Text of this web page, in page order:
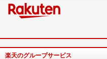
楽天のグループサービス